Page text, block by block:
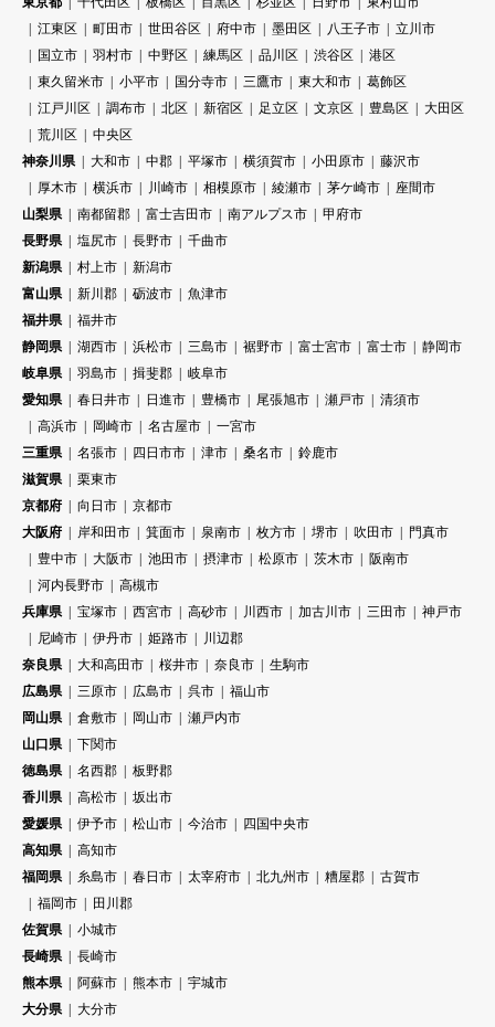
江東区
町田市 世田谷区 府中市 墨田区 八王子市
立川市
国立市
羽村市 中野区 練馬区 品川区 渋谷区
港区
東久留米市
小平市 国分寺市 三鷹市 東大和市
葛飾区
江戸川区
調布市 北区 新宿区 足立区 文京区 豊島区
大田区
荒川区
中央区
神奈川県
大和市 中郡 平塚市 横須賀市 小田原市
藤沢市
厚木市
横浜市 川崎市 相模原市 綾瀬市 茅ケ崎市
座間市
山梨県
南都留郡 富士吉田市 南アルプス市
甲府市
長野県
塩尻市 長野市
千曲市
新潟県
村上市
新潟市
富山県
新川郡 砺波市
魚津市
福井県
福井市
静岡県
湖西市 浜松市 三島市 裾野市 富士宮市 富士市
静岡市
岐阜県
羽島市 揖斐郡
岐阜市
愛知県
春日井市 日進市 豊橋市 尾張旭市 瀬戸市
清須市
高浜市
岡崎市 名古屋市
一宮市
三重県
名張市 四日市市 津市 桑名市
鈴鹿市
滋賀県
栗東市
京都府
向日市
京都市
大阪府
岸和田市 箕面市 泉南市 枚方市 堺市 吹田市
門真市
豊中市
大阪市 池田市 摂津市 松原市 茨木市
阪南市
河内長野市
高槻市
兵庫県
宝塚市 西宮市 高砂市 川西市 加古川市 三田市
神戸市
尼崎市
伊丹市 姫路市
川辺郡
奈良県
大和高田市 桜井市 奈良市
生駒市
広島県
三原市 広島市 呉市
福山市
岡山県
倉敷市 岡山市
瀬戸内市
山口県
下関市
徳島県
名西郡
板野郡
香川県
高松市
坂出市
愛媛県
伊予市 松山市 今治市
四国中央市
高知県
高知市
福岡県
糸島市 春日市 太宰府市 北九州市 糟屋郡
古賀市
福岡市
田川郡
佐賀県
小城市
長崎県
長崎市
熊本県
阿蘇市 熊本市
宇城市
大分県
大分市